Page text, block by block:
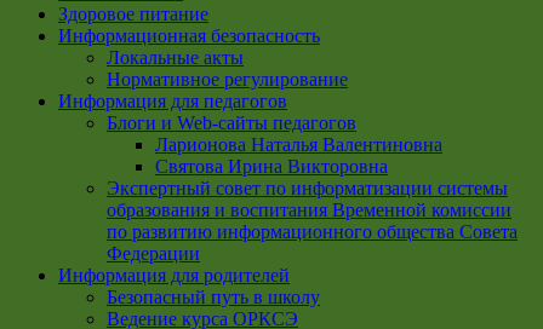
Здоровое питание
Информационная безопасность
Локальные акты
Нормативное регулирование
Информация для педагогов
Блоги и Web-сайты педагогов
Ларионова Наталья Валентиновна
Святова Ирина Викторовна
Экспертный совет по информатизации системы
образования и воспитания Временной комиссии
по развитию информационного общества Совета
Федерации
Информация для родителей
Безопасный путь в школу
Ведение курса ОРКСЭ